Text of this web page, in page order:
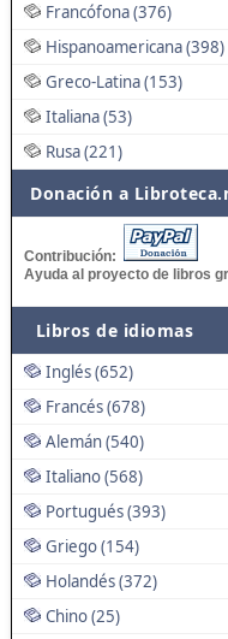
Francófona (376)
Hispanoamericana (398)
Greco-Latina (153)
Italiana (53)
Rusa (221)
Donación a
Contribución:
Ayuda al proyecto de libros
Libros de idiomas
Inglés (652)
Francés (678)
Alemán (540)
Italiano (568)
Portugués (393)
Griego (154)
Holandés (372)
Chino (25)